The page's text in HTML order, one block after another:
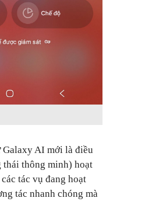
Galaxy AI mới là điều
thái thông minh) hoạt
tác vụ đang hoạt
tác nhanh chóng mà